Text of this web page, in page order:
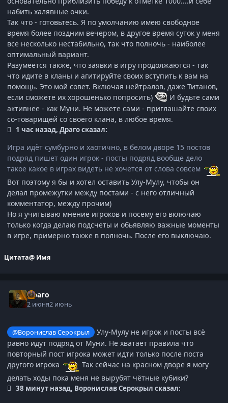
набить халявные очки.
Так что - готовьтесь. Я по умолчанию имею свободное
время более поздним вечером, в другое время суток у меня
все несколько нестабильно, так что полночь - наиболее
оптимальный вариант.
Разумеется также, что заявки в игру продолжаются - так
что идите в кланы и агитируйте своих вступить к вам на
помощь. Это мой совет. Включая нейтралов, даже Титанов,
если сможете их хорошенько попросить)
И будьте сами
активнее - как Муни. Не можете сами - приглашайте своих
со-товарищей со своего клана, в любое время.
1 час назад, Драго сказал:
Игра идёт сумбурно и хаотично, в белом дворе 15 постов
подряд пишет один игрок - посты подряд вообще дело
такое какое в играх видеть не хочется от слова совсем
Вот поэтому я бы и хотел оставить Улу-Мулу, чтобы он
делал промежутки между постами - с него отличный
комментатор, между прочим)
Но я учитываю мнение игроков и посему его включаю
только когда делаю подсчеты и обьявляю важные моменты
в игре, примерно также в полночь. После его выключаю.
Цитата@ Имя
Драго
2 июня2 июнь
@Воронислав Серокрыл
Улу-Мулу не игрок и посты всё
равно идут подряд от Муни. Не хватает правила что
повторный пост игрока может идти только после поста
другого игрока
Так сейчас на красном дворе я могу
делать ходы пока меня не вырубят чётные кубики?
38 минут назад, Воронислав Серокрыл сказал: